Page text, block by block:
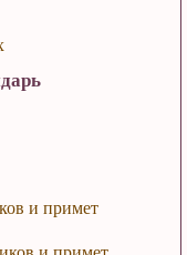
и примет